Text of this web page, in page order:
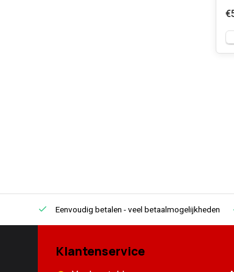
Eenvoudig betalen - veel betaalmogelijkheden
Klantenservice